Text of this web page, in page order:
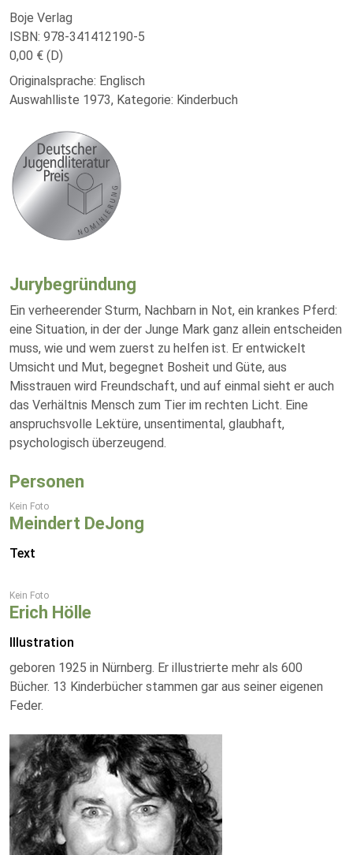
Boje Verlag
ISBN: 978-341412190-5
0,00 € (D)
Originalsprache: Englisch
Auswahlliste 1973, Kategorie: Kinderbuch
Jurybegründung
Ein verheerender Sturm, Nachbarn in Not, ein krankes Pferd:
eine Situation, in der der Junge Mark ganz allein entscheiden
muss, wie und wem zuerst zu helfen ist. Er entwickelt
Umsicht und Mut, begegnet Bosheit und Güte, aus
Misstrauen wird Freundschaft, und auf einmal sieht er auch
das Verhältnis Mensch zum Tier im rechten Licht. Eine
anspruchsvolle Lektüre, unsentimental, glaubhaft,
psychologisch überzeugend.
Personen
Kein Foto
Meindert DeJong
Text
Kein Foto
Erich Hölle
Illustration
geboren 1925 in Nürnberg. Er illustrierte mehr als 600
Bücher. 13 Kinderbücher stammen gar aus seiner eigenen
Feder.